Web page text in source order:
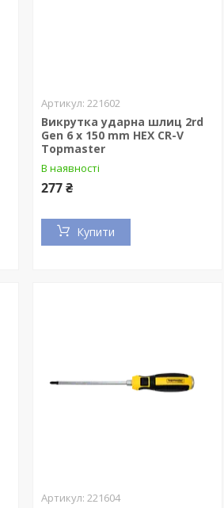
221602
Викрутка ударна шлиц 2rd
Gen 6 x 150 mm HEX CR-V
Topmaster
В наявності
277 ₴
Купити
221604